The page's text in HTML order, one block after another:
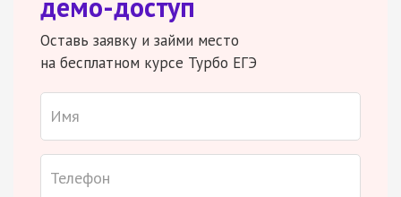
Оставь заявку и займи место
на бесплатном курсе Турбо ЕГЭ